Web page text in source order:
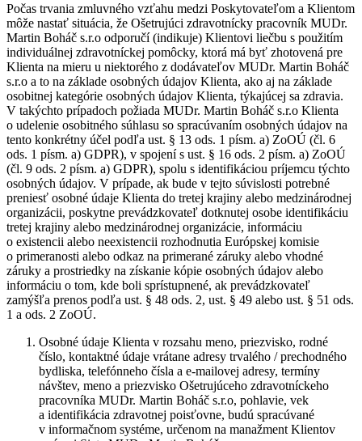
Počas trvania zmluvného vzťahu medzi Poskytovateľom a Klientom
môže nastať situácia, že Ošetrujúci zdravotnícky pracovník MUDr.
Martin Boháč s.r.o odporučí (indikuje) Klientovi liečbu s použitím
individuálnej zdravotníckej pomôcky, ktorá má byť zhotovená pre
Klienta na mieru u niektorého z dodávateľov MUDr. Martin Boháč
s.r.o a to na základe osobných údajov Klienta, ako aj na základe
osobitnej kategórie osobných údajov Klienta, týkajúcej sa zdravia.
V takýchto prípadoch požiada MUDr. Martin Boháč s.r.o Klienta
o udelenie osobitného súhlasu so spracúvaním osobných údajov na
tento konkrétny účel podľa ust. § 13 ods. 1 písm. a) ZoOÚ (čl. 6
ods. 1 písm. a) GDPR), v spojení s ust. § 16 ods. 2 písm. a) ZoOÚ
(čl. 9 ods. 2 písm. a) GDPR), spolu s identifikáciou príjemcu týchto
osobných údajov. V prípade, ak bude v tejto súvislosti potrebné
preniesť osobné údaje Klienta do tretej krajiny alebo medzinárodnej
organizácii, poskytne prevádzkovateľ dotknutej osobe identifikáciu
tretej krajiny alebo medzinárodnej organizácie, informáciu
o existencii alebo neexistencii rozhodnutia Európskej komisie
o primeranosti alebo odkaz na primerané záruky alebo vhodné
záruky a prostriedky na získanie kópie osobných údajov alebo
informáciu o tom, kde boli sprístupnené, ak prevádzkovateľ
zamýšľa prenos podľa ust. § 48 ods. 2, ust. § 49 alebo ust. § 51 ods.
1 a ods. 2 ZoOÚ.
Osobné údaje Klienta v rozsahu meno, priezvisko, rodné
číslo, kontaktné údaje vrátane adresy trvalého / prechodného
bydliska, telefónneho čísla a e-mailovej adresy, termíny
návštev, meno a priezvisko Ošetrujúceho zdravotníckeho
pracovníka MUDr. Martin Boháč s.r.o, pohlavie, vek
a identifikácia zdravotnej poisťovne, budú spracúvané
v informačnom systéme, určenom na manažment Klientov